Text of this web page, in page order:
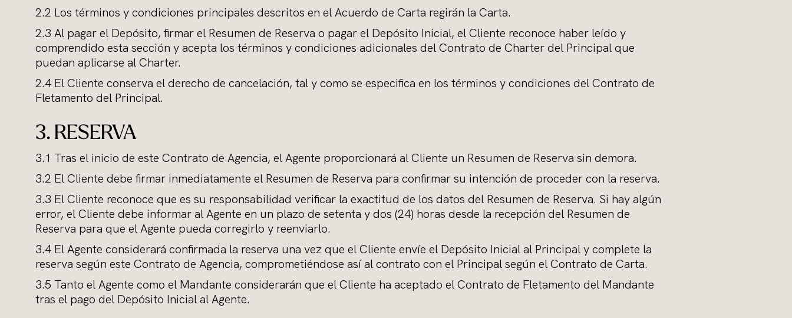
2.2 Los términos y condiciones principales descritos en el Acuerdo de Carta regirán la Carta.
2.3 Al pagar el Depósito, firmar el Resumen de Reserva o pagar el Depósito Inicial, el Cliente reconoce haber leído y
comprendido esta sección y acepta los términos y condiciones adicionales del Contrato de Charter del Principal que
puedan aplicarse al Charter.
2.4 El Cliente conserva el derecho de cancelación, tal y como se especifica en los términos y condiciones del Contrato de
Fletamento del Principal.
3. RESERVA
3.1 Tras el inicio de este Contrato de Agencia, el Agente proporcionará al Cliente un Resumen de Reserva sin demora.
3.2 El Cliente debe firmar inmediatamente el Resumen de Reserva para confirmar su intención de proceder con la reserva.
3.3 El Cliente reconoce que es su responsabilidad verificar la exactitud de los datos del Resumen de Reserva. Si hay algún
error, el Cliente debe informar al Agente en un plazo de setenta y dos (24) horas desde la recepción del Resumen de
Reserva para que el Agente pueda corregirlo y reenviarlo.
3.4 El Agente considerará confirmada la reserva una vez que el Cliente envíe el Depósito Inicial al Principal y complete la
reserva según este Contrato de Agencia, comprometiéndose así al contrato con el Principal según el Contrato de Carta.
3.5 Tanto el Agente como el Mandante considerarán que el Cliente ha aceptado el Contrato de Fletamento del Mandante
tras el pago del Depósito Inicial al Agente.